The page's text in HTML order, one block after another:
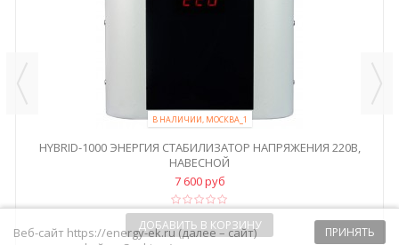
В НАЛИЧИИ, МОСКВА_1
HYBRID-1000 ЭНЕРГИЯ СТАБИЛИЗАТОР НАПРЯЖЕНИЯ 220В,
НАВЕСНОЙ
7 600 руб
ДОБАВИТЬ В КОРЗИНУ ПРИНЯТЬ
Веб-сайт https://energy-ek.ru (далее – сайт)